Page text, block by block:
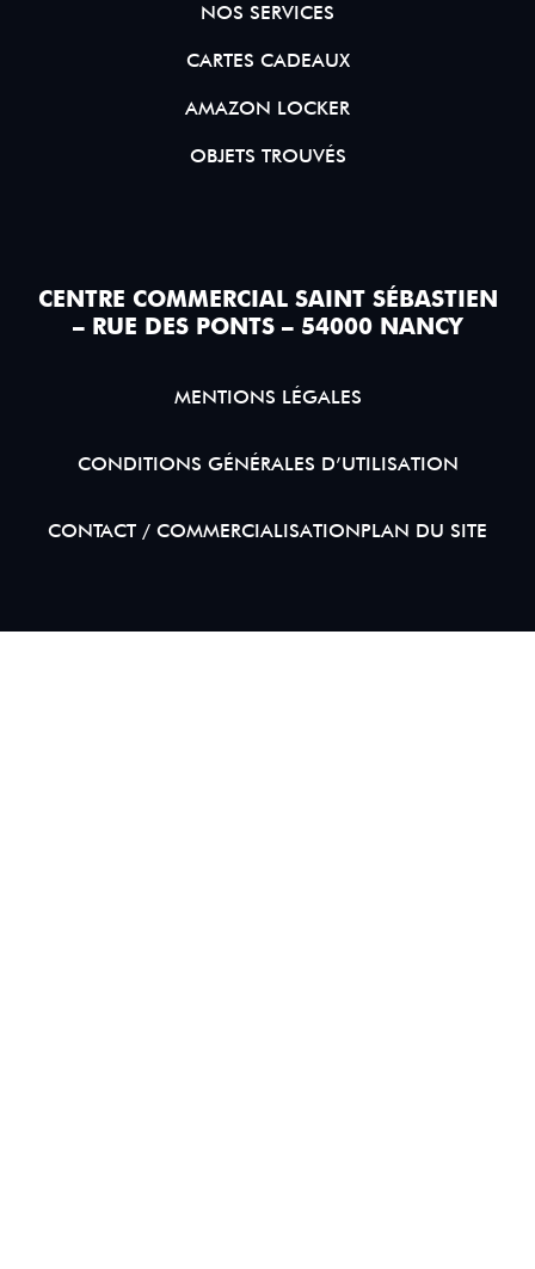
NOS SERVICES
CARTES CADEAUX
AMAZON LOCKER
OBJETS TROUVÉS
CENTRE COMMERCIAL SAINT SÉBASTIEN
– RUE DES PONTS – 54000 NANCY
MENTIONS LÉGALES
CONDITIONS GÉNÉRALES D’UTILISATION
CONTACT / COMMERCIALISATIONPLAN DU SITE